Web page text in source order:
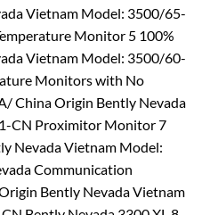
Vietnam Model: 3500/65-
Monitor 5 100%
Vietnam Model: 3500/60-
Monitors with No
China Origin Bently Nevada
CN Proximitor Monitor 7
Nevada Vietnam Model:
Communication
Bently Nevada Vietnam